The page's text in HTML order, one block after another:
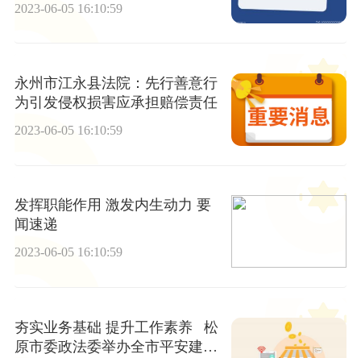
2023-06-05 16:10:59
永州市江永县法院：先行善意行
为引发侵权损害应承担赔偿责任
2023-06-05 16:10:59
发挥职能作用 激发内生动力 要
闻速递
2023-06-05 16:10:59
夯实业务基础 提升工作素养 松
原市委政法委举办全市平安建设